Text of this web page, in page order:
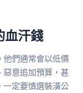
血汗錢
他們通常會以低價
惡意追加預算，甚
一定要慎選裝潢公